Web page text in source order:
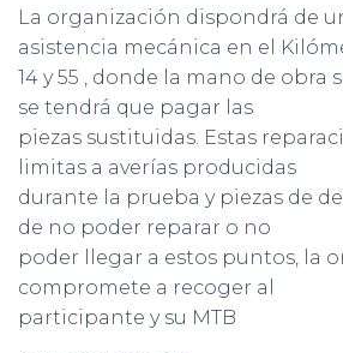
La organización dispondrá de
asistencia mecánica en el
14 y 55 , donde la mano de obra
se tendrá que pagar las
piezas sustituidas. Estas
limitas a averías producidas
durante la prueba y piezas de
de no poder reparar o no
poder llegar a estos puntos, la
compromete a recoger al
participante y su MTB